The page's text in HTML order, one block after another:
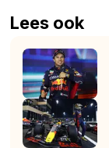
Lees ook